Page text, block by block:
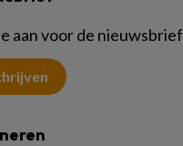
aan voor de nieuwsbrief